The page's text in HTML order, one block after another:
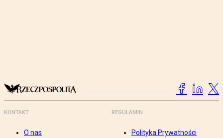
KONTAKT
O nas
REGULAMIN
Polityka Prywatności